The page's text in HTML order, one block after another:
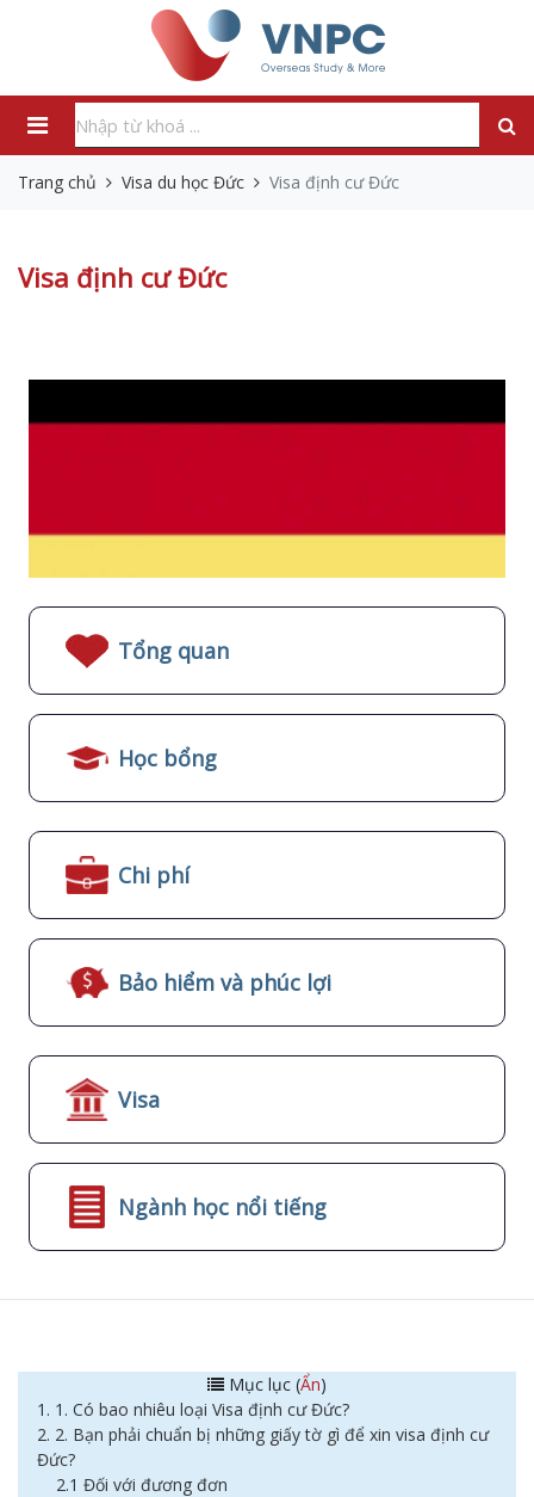
Trang chủ Visa du học Đức Visa định cư Đức
Visa định cư Đức
Tổng quan
Học bổng
Chi phí
Bảo hiểm và phúc lợi
Visa
Ngành học nổi tiếng
Mục lục (Ẩn)
1. 1. Có bao nhiêu loại Visa định cư Đức?
2. 2. Bạn phải chuẩn bị những giấy tờ gì để xin visa định cư
Đức?
2.1 Đối với đương đơn